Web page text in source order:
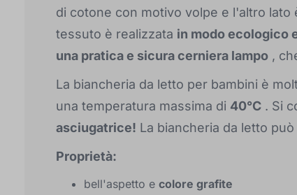
di cotone con motivo volpe e l'altro
tessuto è realizzata in modo ecologico
una pratica e sicura cerniera lampo ,
La biancheria da letto per bambini è
una temperatura massima di 40°C . Si
asciugatrice! La biancheria da letto
Proprietà:
bell'aspetto e colore grafite